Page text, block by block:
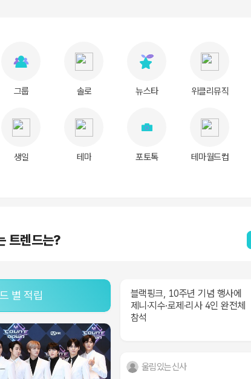
그룹 솔로 뉴스타 위클리뮤직
생일 테마 포토톡 테마월드컵
트렌드는?
별 적립
블랙핑크, 10주년 기념 행사에
제니·지수·로제·리사 4인 완전체
참석
울림있는신사